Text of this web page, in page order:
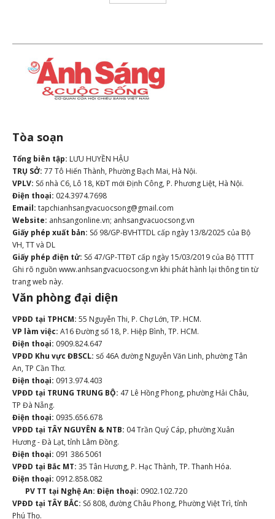
Tòa soạn
Tổng biên tập: LƯU HUYỀN HẬU
TRỤ SỞ: 77 Tô Hiến Thành, Phường Bạch Mai, Hà Nội.
VPLV: Số nhà C6, Lô 18, KĐT mới Định Công, P. Phương Liệt, Hà Nội.
Điện thoại: 024.3974.7698
Email: tapchianhsangvacuocsong@gmail.com
Website: anhsangonline.vn; anhsangvacuocsong.vn
Giấy phép xuất bản: Số 98/GP-BVHTTDL cấp ngày 13/8/2025 của Bộ
VH, TT và DL
Giấy phép điện tử: Số 47/GP-TTĐT cấp ngày 15/03/2019 của Bộ TTTT
Ghi rõ nguồn www.anhsangvacuocsong.vn khi phát hành lại thông tin từ
trang web này.
Văn phòng đại diện
VPĐD tại TPHCM: 55 Nguyễn Thi, P. Chợ Lớn, TP. HCM.
VP làm việc: A16 Đường số 18, P. Hiệp Bình, TP. HCM.
Điện thoại: 0909.824.647
VPĐD Khu vực ĐBSCL: số 46A đường Nguyễn Văn Linh, phường Tân
An, TP Cần Thơ.
Điện thoại: 0913.974.403
VPĐD tại TRUNG TRUNG BỘ: 47 Lê Hồng Phong, phường Hải Châu,
TP Đà Nẵng.
Điện thoại: 0935.656.678
VPĐD tại TÂY NGUYÊN & NTB: 04 Trần Quý Cáp, phường Xuân
Hương - Đà Lạt, tỉnh Lâm Đồng.
Điện thoại: 091 386 5061
VPĐD tại Bắc MT: 35 Tân Hương, P. Hạc Thành, TP. Thanh Hóa.
Điện thoại: 0912.858.082
PV TT tại Nghệ An: Điện thoại: 0902.102.720
VPĐD tại TÂY BẮC: Số 808, đường Châu Phong, Phường Việt Trì, tỉnh
Phú Thọ.